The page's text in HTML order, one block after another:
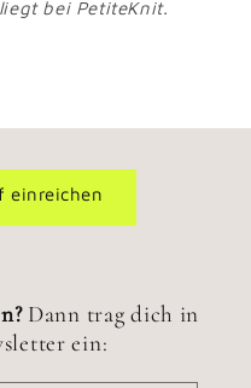
bei PetiteKnit.
einreichen
Dann trag dich in
ein: